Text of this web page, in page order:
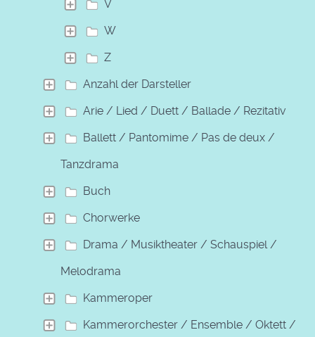
V
W
Z
Anzahl der Darsteller
Arie / Lied / Duett / Ballade / Rezitativ
Ballett / Pantomime / Pas de deux /
Tanzdrama
Buch
Chorwerke
Drama / Musiktheater / Schauspiel /
Melodrama
Kammeroper
Kammerorchester / Ensemble / Oktett /